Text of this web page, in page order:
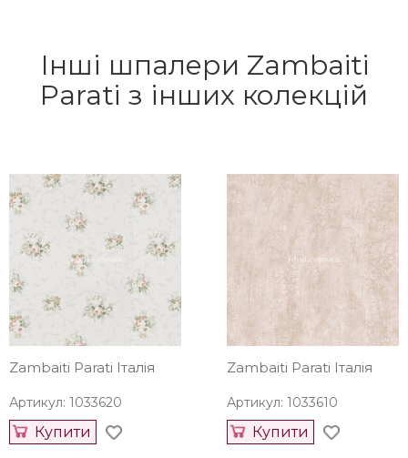
Інші шпалери Zambaiti
Parati з інших колекцій
Zambaiti Parati Італія
Артикул: 1033620
Купити
Zambaiti Parati Італія
Артикул: 1033610
Купити